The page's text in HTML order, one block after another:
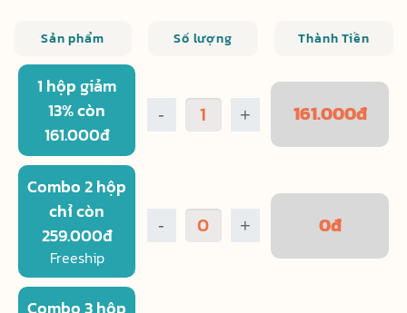
Sản phẩm Số lượng Thành Tiền
1 hộp giảm
13% còn
161.000đ
- + 161.000đ
Combo 2 hộp
chỉ còn
259.000đ
Freeship
- + 0đ
Combo 3 hộp